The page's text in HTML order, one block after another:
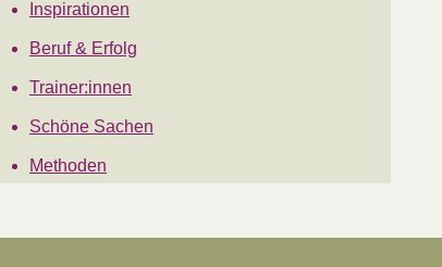
Inspirationen
Beruf & Erfolg
Trainer:innen
Schöne Sachen
Methoden